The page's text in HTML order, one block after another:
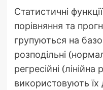
Статистичні
порівняння та
групуються на
розподільні
регресійні (лінійна
використовують